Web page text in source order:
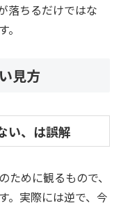
落ちるだけではな
見方
い、は誤解
めに観るもので、
。実際には逆で、今